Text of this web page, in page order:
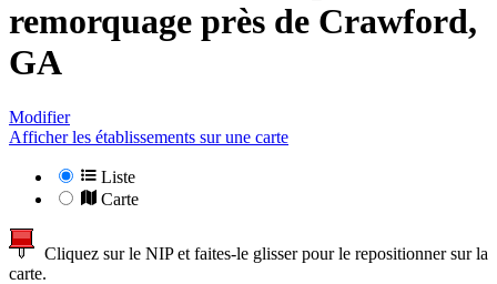
remorquage près de Crawford,
GA
Modifier
Afficher les établissements sur une carte
Liste
Carte
Cliquez sur le NIP et faites-le glisser pour le repositionner sur la
carte.